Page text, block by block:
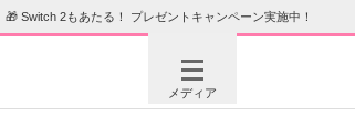
🎁 Switch 2もあたる！ プレゼントキャンペーン実施中！
メディア